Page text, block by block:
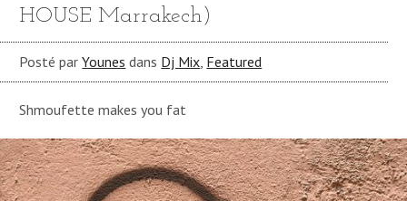
HOUSE Marrakech)
Posté parYounes dans Dj Mix Featured
Shmoufette makes you fat